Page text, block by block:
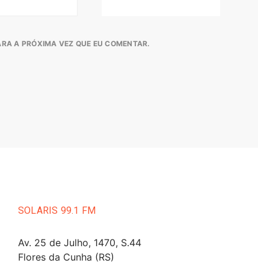
A PRÓXIMA VEZ QUE EU COMENTAR.
SOLARIS 99.1 FM
Av. 25 de Julho, 1470, S.44
Flores da Cunha (RS)